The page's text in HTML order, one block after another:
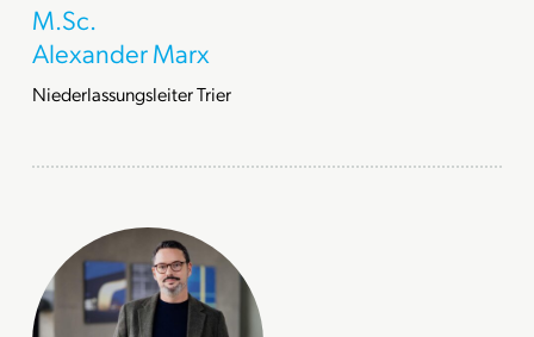
M.Sc.
Alexander Marx
Niederlassungsleiter Trier